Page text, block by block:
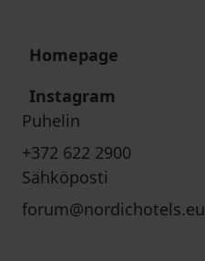
Homepage
Instagram
Puhelin
+372 622 2900
Sähköposti
forum@nordichotels.eu